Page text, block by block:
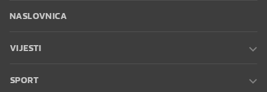
NASLOVNICA
VIJESTI
SPORT